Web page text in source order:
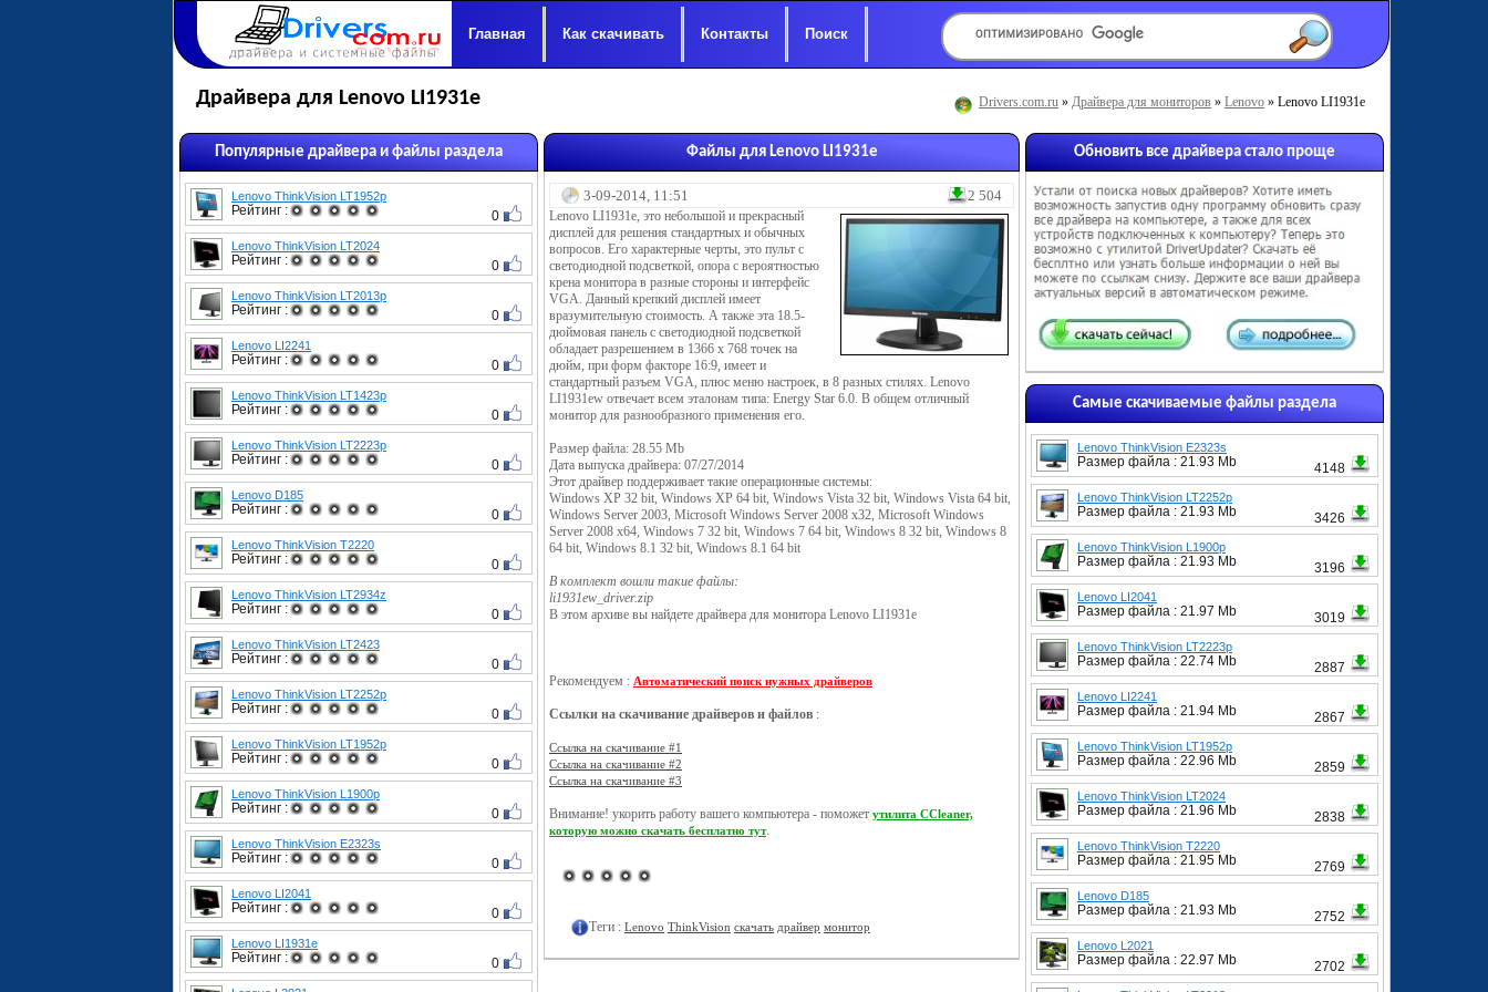
Главная Как скачивать Контакты Поиск
Драйвера для Lenovo LI1931e Drivers.com.ru » Драйвера для мониторов » Lenovo » Lenovo LI1931e
Популярные драйвера и файлы раздела
Lenovo ThinkVision LT1952p
Рейтинг : 0
Lenovo ThinkVision LT2024
Рейтинг : 0
Lenovo ThinkVision LT2013p
Рейтинг : 0
Lenovo LI2241
Рейтинг : 0
Lenovo ThinkVision LT1423p
Рейтинг : 0
Lenovo ThinkVision LT2223p
Рейтинг : 0
Lenovo D185
Рейтинг : 0
Lenovo ThinkVision T2220
Рейтинг : 0
Lenovo ThinkVision LT2934z
Рейтинг : 0
Lenovo ThinkVision LT2423
Рейтинг : 0
Lenovo ThinkVision LT2252p
Рейтинг : 0
Lenovo ThinkVision LT1952p
Рейтинг : 0
Lenovo ThinkVision L1900p
Рейтинг : 0
Lenovo ThinkVision E2323s
Рейтинг : 0
Lenovo LI2041
Рейтинг : 0
Lenovo LI1931e
Рейтинг : 0
Обновить все драйвера стало проще
Самые скачиваемые файлы раздела
Lenovo ThinkVision E2323s
Размер файла : 21.93 Mb 4148
Lenovo ThinkVision LT2252p
Размер файла : 21.93 Mb 3426
Lenovo ThinkVision L1900p
Размер файла : 21.93 Mb 3196
Lenovo LI2041
Размер файла : 21.97 Mb 3019
Lenovo ThinkVision LT2223p
Размер файла : 22.74 Mb 2887
Lenovo LI2241
Размер файла : 21.94 Mb 2867
Lenovo ThinkVision LT1952p
Размер файла : 22.96 Mb 2859
Lenovo ThinkVision LT2024
Размер файла : 21.96 Mb 2838
Lenovo ThinkVision T2220
Размер файла : 21.95 Mb 2769
Lenovo D185
Размер файла : 21.93 Mb 2752
Lenovo L2021
Размер файла : 22.97 Mb 2702
Файлы для Lenovo LI1931e
3-09-2014, 11:51 2 504
Lenovo LI1931e, это небольшой и прекрасный
дисплей для решения стандартных и обычных
вопросов. Его характерные черты, это пульт с
светодиодной подсветкой, опора с вероятностью
крена монитора в разные стороны и интерфейс
VGA. Данный крепкий дисплей имеет
вразумительную стоимость. А также эта 18.5-
дюймовая панель с светодиодной подсветкой
обладает разрешением в 1366 х 768 точек на
дюйм, при форм факторе 16:9, имеет и
стандартный разъем VGA, плюс меню настроек, в 8 разных стилях. Lenovo
LI1931ew отвечает всем эталонам типа: Energy Star 6.0. В общем отличный
монитор для разнообразного применения его.
Размер файла: 28.55 Mb
Дата выпуска драйвера: 07/27/2014
Этот драйвер поддерживает такие операционные системы:
Windows XP 32 bit, Windows XP 64 bit, Windows Vista 32 bit, Windows Vista 64 bit,
Windows Server 2003, Microsoft Windows Server 2008 x32, Microsoft Windows
Server 2008 x64, Windows 7 32 bit, Windows 7 64 bit, Windows 8 32 bit, Windows 8
64 bit, Windows 8.1 32 bit, Windows 8.1 64 bit
В комплект вошли такие файлы:
li1931ew_driver.zip
В этом архиве вы найдете драйвера для монитора Lenovo LI1931e
Рекомендуем : Автоматический поиск нужных драйверов
Ссылки на скачивание драйверов и файлов :
Ссылка на скачивание #1
Ссылка на скачивание #2
Ссылка на скачивание #3
Внимание! укорить работу вашего компьютера - поможет утилита CCleaner,
которую можно скачать бесплатно тут.
Теги : Lenovo ThinkVision скачать драйвер монитор